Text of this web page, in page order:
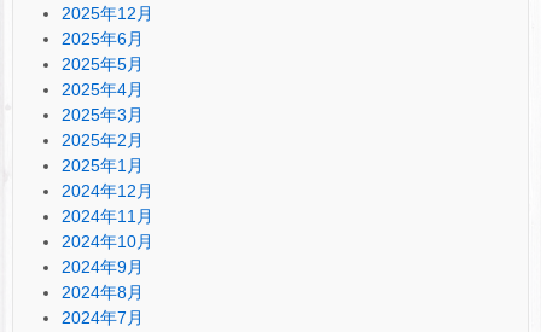
2025年12月
2025年6月
2025年5月
2025年4月
2025年3月
2025年2月
2025年1月
2024年12月
2024年11月
2024年10月
2024年9月
2024年8月
2024年7月